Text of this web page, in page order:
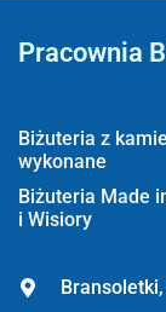
Pracownia
Biżuteria z
wykonane
Biżuteria Made
i Wisiory